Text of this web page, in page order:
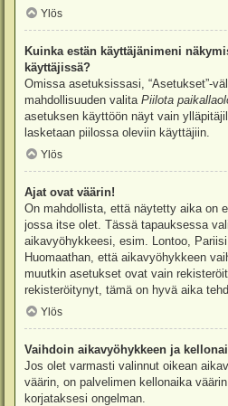
Ylös
Kuinka estän käyttäjänimeni
käyttäjissä?
Omissa asetuksissasi, “Asetukset”-
mahdollisuuden valita Piilota
asetuksen käyttöön näyt vain
lasketaan piilossa oleviin käyttäjiin.
Ylös
Ajat ovat väärin!
On mahdollista, että näytetty aika on
jossa itse olet. Tässä tapauksessa
aikavyöhykkeesi, esim. Lontoo,
Huomaathan, että aikavyöhykkeen
muutkin asetukset ovat vain
rekisteröitynyt, tämä on hyvä aika
Ylös
Vaihdoin aikavyöhykkeen ja
Jos olet varmasti valinnut oikean
väärin, on palvelimen kellonaika
korjataksesi ongelman.